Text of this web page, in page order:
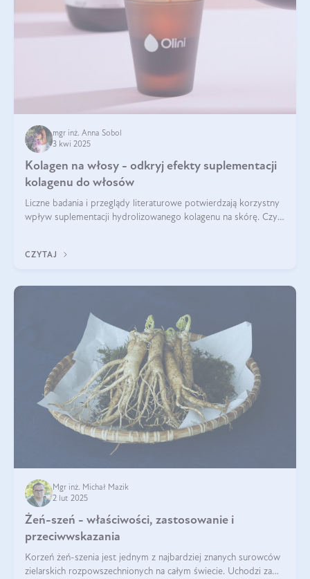
mgr inż. Anna Sobol
3 kwi 2025
Kolagen na włosy - odkryj efekty suplementacji
kolagenu do włosów
Liczne badania i przeglądy literaturowe potwierdzają korzystny
wpływ suplementacji hydrolizowanego kolagenu na skórę. Czy
CZYTAJ
Mgr inż. Michał Mazik
2 lut 2025
Żeń-szeń - właściwości, zastosowanie i
przeciwwskazania
Korzeń żeń-szenia jest jednym z najbardziej znanych surowców
zielarskich rozpowszechnionych na całym świecie. Uchodzi za